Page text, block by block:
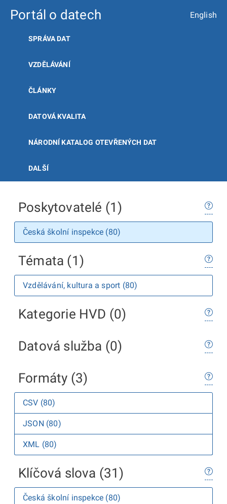
Portál o datech English
SPRÁVA DAT
VZDĚLÁVÁNÍ
ČLÁNKY
DATOVÁ KVALITA
NÁRODNÍ KATALOG OTEVŘENÝCH DAT
DALŠÍ
Poskytovatelé (1)
Česká školní inspekce (80)
Témata (1)
Vzdělávání, kultura a sport (80)
Kategorie HVD (0)
Datová služba (0)
Formáty (3)
CSV (80)
JSON (80)
XML (80)
Klíčová slova (31)
Česká školní inspekce (80)